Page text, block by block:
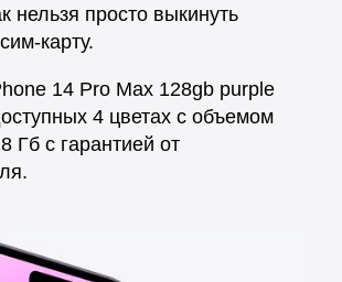
нельзя просто выкинуть
карту.
14 Pro Max 128gb purple
4 цветах с объемом
Гб с гарантией от